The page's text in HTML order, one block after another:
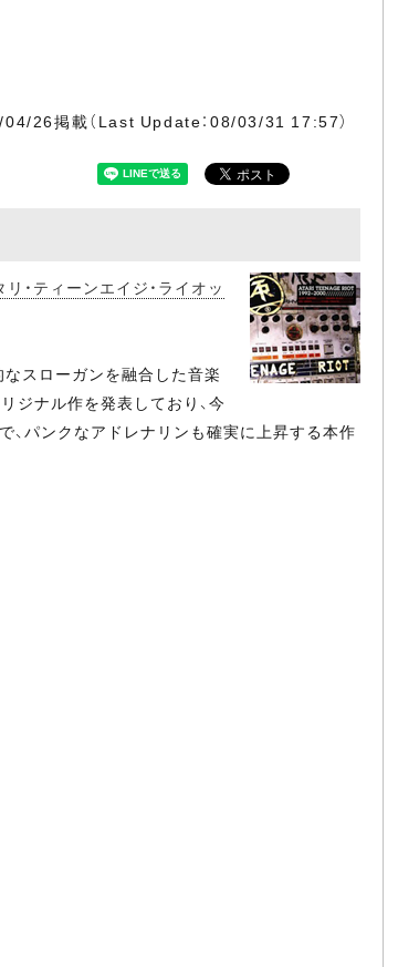
26掲載（Last Update：08/03/31 17:57）
リ・ティーンエイジ・ライオッ
なスローガンを融合した音楽
ジナル作を発表しており、今
パンクなアドレナリンも確実に上昇する本作